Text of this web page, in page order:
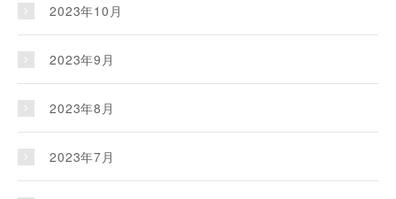
2023年10月
2023年9月
2023年8月
2023年7月